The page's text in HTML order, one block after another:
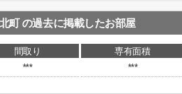
町の過去に掲載したお部屋
間取り 専有面積
*** ***